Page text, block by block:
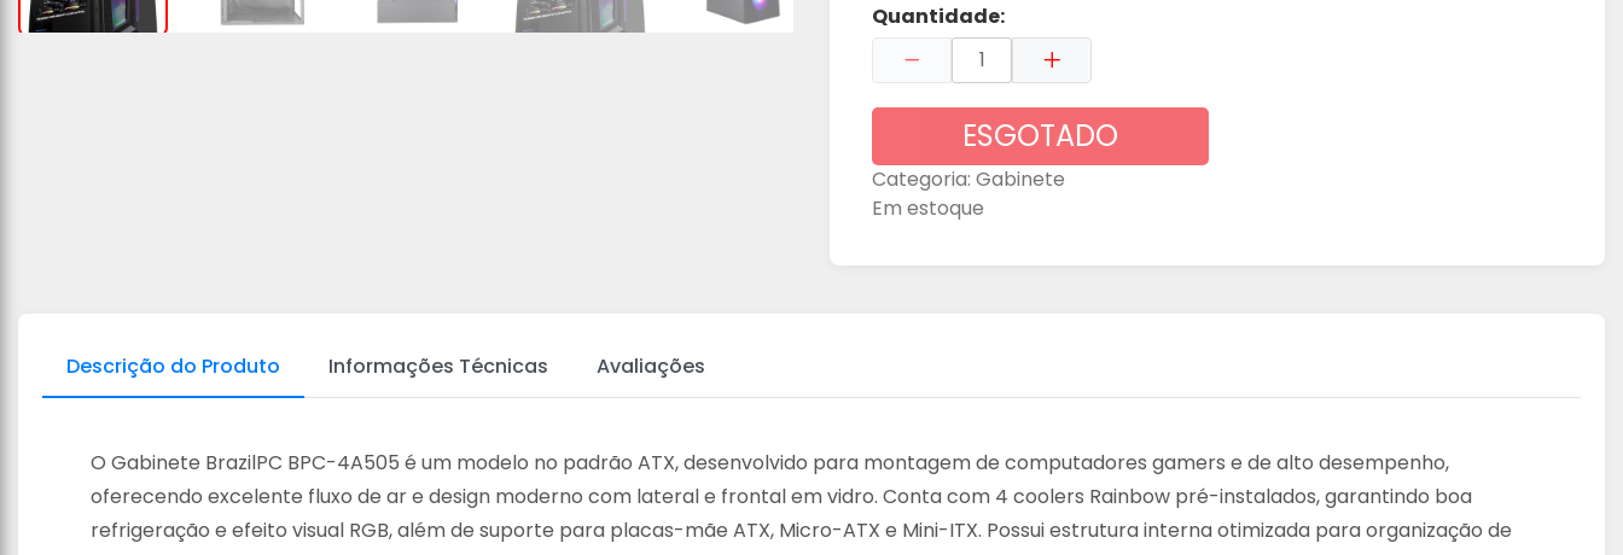
Quantidade:
ESGOTADO
Categoria: Gabinete
Em estoque
Descrição do Produto Informações Técnicas Avaliações
O Gabinete BrazilPC BPC-4A505 é um modelo no padrão ATX, desenvolvido para montagem de computadores gamers e de alto desempenho,
oferecendo excelente fluxo de ar e design moderno com lateral e frontal em vidro. Conta com 4 coolers Rainbow pré-instalados, garantindo boa
refrigeração e efeito visual RGB, além de suporte para placas-mãe ATX, Micro-ATX e Mini-ITX. Possui estrutura interna otimizada para organização de